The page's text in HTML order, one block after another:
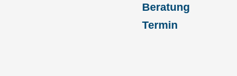
Beratung
Termin